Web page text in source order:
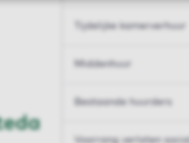
Tijdelijke kamerverhuur
Middenhuur
Bestaande huurders
Voorrang verlaten